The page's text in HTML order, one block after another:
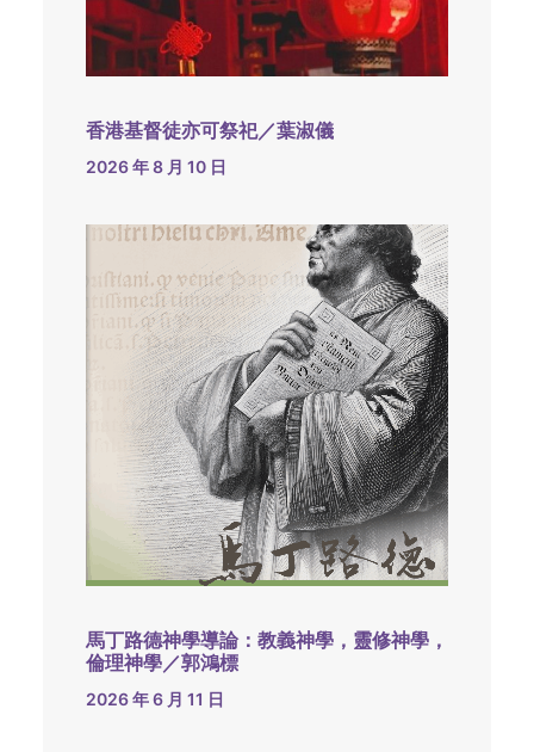
香港基督徒亦可祭祀／葉淑儀
2026 年 8 月 10 日
馬丁路德神學導論：教義神學，靈修神學，
倫理神學／郭鴻標
2026 年 6 月 11 日